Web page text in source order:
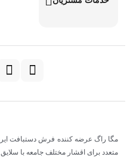
مگا راگ عرضه کننده فرش دستبافت
متعدد برای اقشار مختلف جامعه با